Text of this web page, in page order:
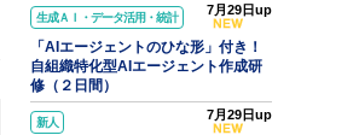
生成ＡＩ・データ活用・統計 7月29日up
「AIエージェントのひな形」付き！
自組織特化型AIエージェント作成研
修（２日間）
新人 7月29日up